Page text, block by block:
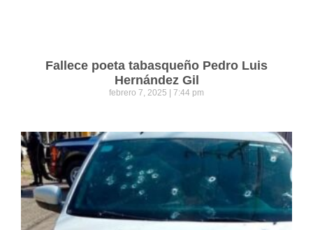
Fallece poeta tabasqueño Pedro Luis
Hernández Gil
febrero 7, 2025 7:44 pm